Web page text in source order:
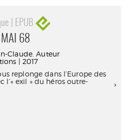
| EPUB
MAI 68
Claude. Auteur
| 2017
replonge dans l’Europe des
l’« exil » du héros outre-